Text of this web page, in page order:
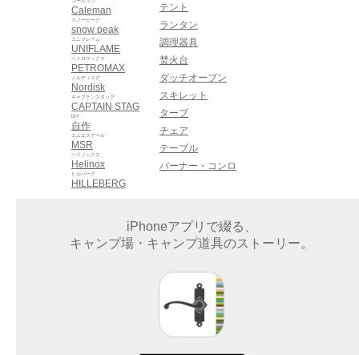
Caleman
snow peak
スノーピーク
UNIFLAME
ユニフレーム
PETROMAX
ペトロマックス
Nordisk
ノルディスク
CAPTAIN STAG
キャプテンスタッグ
自作
DIY
MSR
エムエスアール
Helinox
ヘリノックス
HILLEBERG
ヒルバーグ
テント
ランタン
調理器具
焚火台
ダッチオーブン
スキレット
タープ
チェア
テーブル
バーナー・コンロ
iPhoneアプリで綴る、
キャンプ場・キャンプ道具のストーリー。